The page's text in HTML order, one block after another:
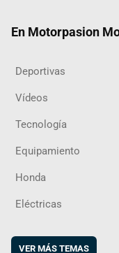
En Motorpasion
Deportivas
Vídeos
Tecnología
Equipamiento
Honda
Eléctricas
VER MÁS TEMAS